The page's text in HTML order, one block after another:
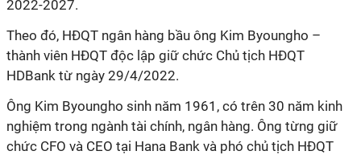
2022-2027.
Theo đó, HĐQT ngân hàng bầu ông Kim Byoungho –
thành viên HĐQT độc lập giữ chức Chủ tịch HĐQT
HDBank từ ngày 29/4/2022.
Ông Kim Byoungho sinh năm 1961, có trên 30 năm kinh
nghiệm trong ngành tài chính, ngân hàng. Ông từng giữ
chức CFO và CEO tại Hana Bank và phó chủ tịch HĐQT